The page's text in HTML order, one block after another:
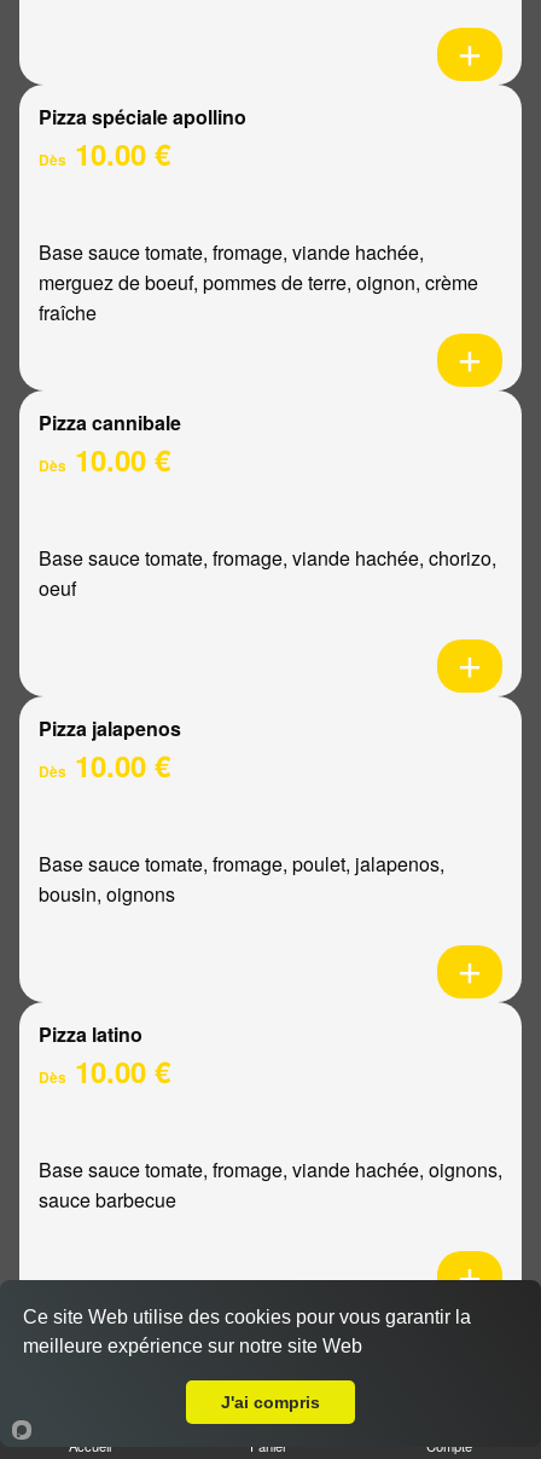
Pizza spéciale apollino
Dès 10.00 €
Base sauce tomate, fromage, viande hachée,
merguez de boeuf, pommes de terre, oignon, crème
fraîche
Pizza cannibale
Dès 10.00 €
Base sauce tomate, fromage, viande hachée, chorizo,
oeuf
Pizza jalapenos
Dès 10.00 €
Base sauce tomate, fromage, poulet, jalapenos,
bousin, oignons
Pizza latino
Dès 10.00 €
Base sauce tomate, fromage, viande hachée, oignons,
sauce barbecue
Pizza mexicaine
Accueil Panier Compte
Ce site Web utilise des cookies pour vous garantir la
meilleure expérience sur notre site Web
J'ai compris